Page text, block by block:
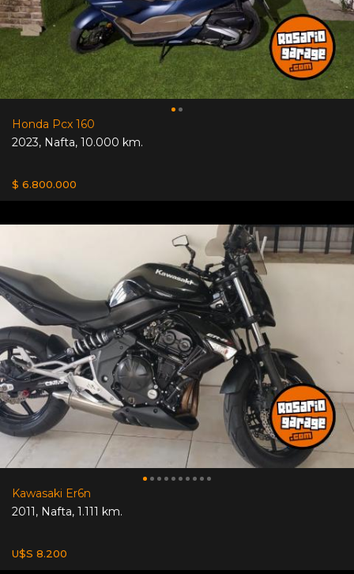
Honda Pcx 160
2023, Nafta, 10.000 km.
$ 6.800.000
Kawasaki Er6n
2011, Nafta, 1.111 km.
U$S 8.200